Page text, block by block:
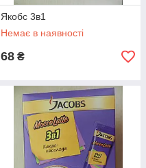
Якобс 3в1
Немає в наявності
68 ₴